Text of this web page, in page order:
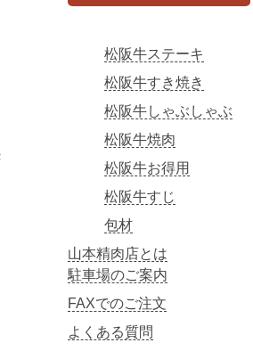
松阪牛ステーキ
松阪牛すき焼き
松阪牛しゃぶしゃぶ
松阪牛焼肉
松阪牛お得用
松阪牛すじ
包材
山本精肉店とは
駐車場のご案内
FAXでのご注文
よくある質問